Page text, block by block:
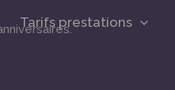
Tarifs prestations